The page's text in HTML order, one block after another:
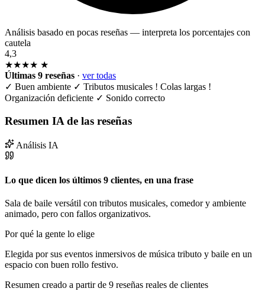
Análisis basado en pocas reseñas — interpreta los porcentajes con
cautela
4,3
★★★★ ★
Últimas 9 reseñas · ver todas
✓ Buen ambiente ✓ Tributos musicales ! Colas largas !
Organización deficiente ✓ Sonido correcto
Resumen IA de las reseñas
Análisis IA
Lo que dicen los últimos 9 clientes, en una frase
Sala de baile versátil con tributos musicales, comedor y ambiente
animado, pero con fallos organizativos.
Por qué la gente lo elige
Elegida por sus eventos inmersivos de música tributo y baile en un
espacio con buen rollo festivo.
Resumen creado a partir de 9 reseñas reales de clientes